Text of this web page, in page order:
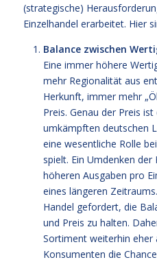
(strategische)
Einzelhandel erarbeitet. Hier
Balance zwischen
Eine immer höhere
mehr Regionalität aus
Herkunft, immer mehr
Preis. Genau der Preis
umkämpften deutschen
eine wesentliche Rolle
spielt. Ein Umdenken der
höheren Ausgaben pro
eines längeren
Handel gefordert, die
und Preis zu halten.
Sortiment weiterhin eher
Konsumenten die